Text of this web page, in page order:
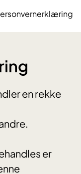
en rekke
er